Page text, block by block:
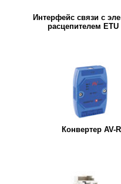
Интерфейс связи с
расцепителем ETU
Конвертер AV-